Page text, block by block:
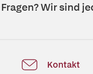
Wir sind
Kontakt